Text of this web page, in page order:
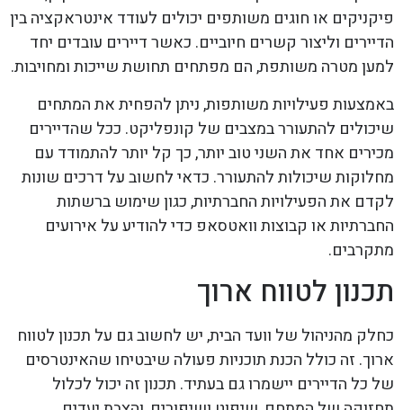
פיקניקים או חוגים משותפים יכולים לעודד אינטראקציה בין
הדיירים וליצור קשרים חיוביים. כאשר דיירים עובדים יחד
למען מטרה משותפת, הם מפתחים תחושת שייכות ומחויבות.
באמצעות פעילויות משותפות, ניתן להפחית את המתחים
שיכולים להתעורר במצבים של קונפליקט. ככל שהדיירים
מכירים אחד את השני טוב יותר, כך קל יותר להתמודד עם
מחלוקות שיכולות להתעורר. כדאי לחשוב על דרכים שונות
לקדם את הפעילויות החברתיות, כגון שימוש ברשתות
החברתיות או קבוצות וואטסאפ כדי להודיע על אירועים
מתקרבים.
תכנון לטווח ארוך
כחלק מהניהול של וועד הבית, יש לחשוב גם על תכנון לטווח
ארוך. זה כולל הכנת תוכניות פעולה שיבטיחו שהאינטרסים
של כל הדיירים יישמרו גם בעתיד. תכנון זה יכול לכלול